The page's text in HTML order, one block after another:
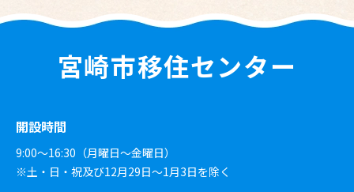
宮崎市移住センター
開設時間
9:00～16:30（月曜日～金曜日）
※土・日・祝及び12月29日〜1月3日を除く